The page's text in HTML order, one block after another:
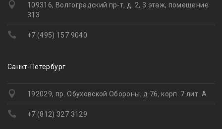
109316, Волгоградский пр-т, д. 2, 3 этаж, помещение
313
+7 (495) 157 9040
Санкт-Петербург
192029, пр. Обуховской Обороны, д.76, корп. 7 лит. А
+7 (812) 327 3129